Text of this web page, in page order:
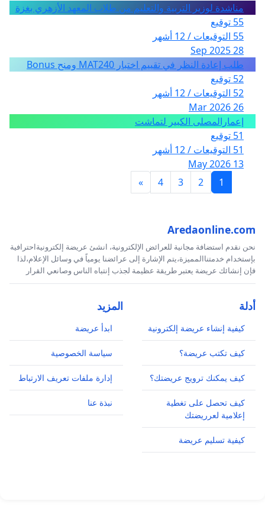
50.د.ايناس عوني نبهان أكاديمية
بغداد
51.د.زينب فيصل شكر أكاديمية
الولايات المتحدة
52.عشتار الشيباني تشكيلية
بغداد
53.سمية الشيباني روائية
بغداد
54.الهام ناصر الزبيدي شاعرة
بغداد
55.د.ولاء اسماعيل أكاديمية
57.هناء صادق مصممة ازياء
عمان
58.د.ثناء محمد صالح أكاديمية
بغداد
59.دنى غالي روائية
61.ربى علي الحسني أكاديمية
بريطانيا
62.الهام مكي باحثة
بغداد
63.زهراء علي باحثة
الولايات المتحدة
64.غادة موسى رزوقي معمارية
بغداد
مناشدة لوزير التربية والتعليم من طلاب المعهد الأزهري بغزة
55 توقيع
55 التوقيعات / 12 أشهر
28 Sep 2025
طلب إعادة النظر في تقييم اختبار MAT240 ومنح Bonus
52 توقيع
52 التوقيعات / 12 أشهر
26 Mar 2026
إعمارالمصلى الكبير لتماشت
51 توقيع
51 التوقيعات / 12 أشهر
13 May 2026
1
2
3
4
»
Aredaonline.com
نحن نقدم استضافة مجانية للعرائض الإلكترونية، انشئ عريضة إلكترونيةاحترافية
بإستخدام خدمتناالمميزة،يتم الإشارة إلى عرائضنا يومياً في وسائل الإعلام،لذا
فإن إنشائك عريضة يعتبر طريقة عظيمة لجذب إنتباه الناس وصانعي القرار
أدلة
كيفية إنشاء عريضة إلكترونية
كيف تكتب عريضة؟
كيف يمكنك ترويج عريضتك؟
كيف تحصل على تغطية
إعلامية لعرريضتك
كيفية تسليم عريضة
المزيد
ابدأ عريضة
سياسة الخصوصية
إدارة ملفات تعريف الارتباط
نبذة عنا